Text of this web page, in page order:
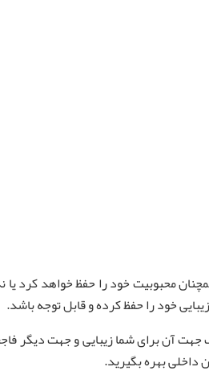
محبوبیت خود را حفظ خواهد کرد
خود را حفظ کرده و قابل توجه باشد.
آن برای شما زیبایی و جهت دیگر
داخلی بهره بگیرید.